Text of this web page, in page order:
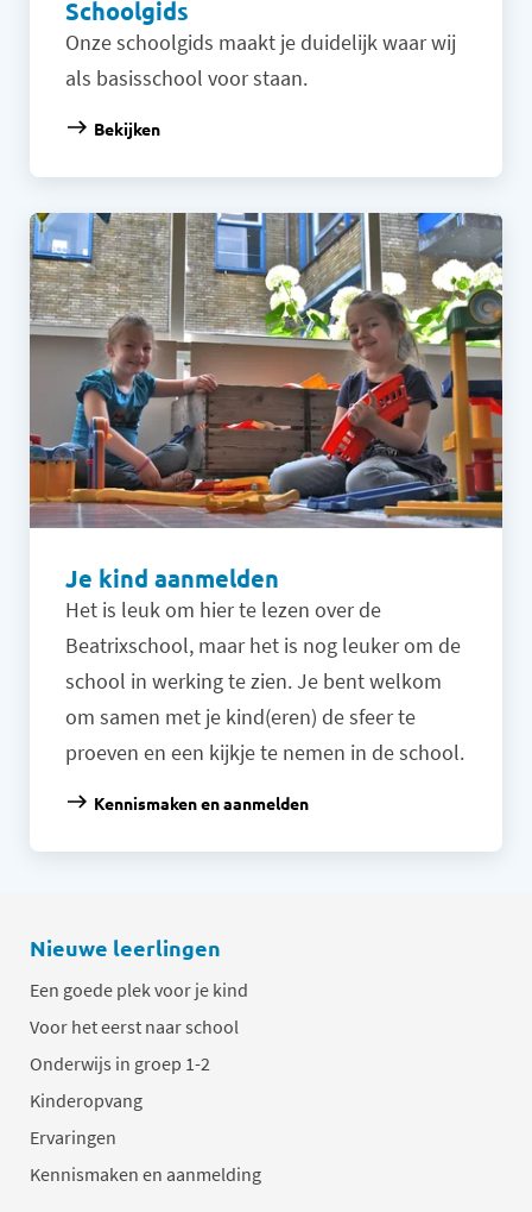
Schoolgids
Onze schoolgids maakt je duidelijk waar wij
als basisschool voor staan.
Bekijken
Je kind aanmelden
Het is leuk om hier te lezen over de
Beatrixschool, maar het is nog leuker om de
school in werking te zien. Je bent welkom
om samen met je kind(eren) de sfeer te
proeven en een kijkje te nemen in de school.
Kennismaken en aanmelden
Nieuwe leerlingen
Een goede plek voor je kind
Voor het eerst naar school
Onderwijs in groep 1-2
Kinderopvang
Ervaringen
Kennismaken en aanmelding